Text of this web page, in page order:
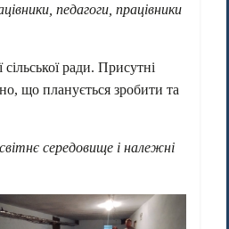
педагоги, працівники
сільської ради. Присутні
що планується зробити та
середовище i належні